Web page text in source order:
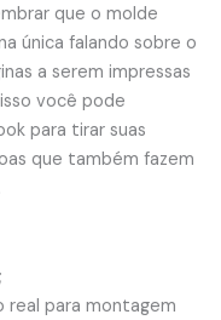
que o molde
única falando sobre o
a serem impressas
você pode
para tirar suas
que também fazem
real para montagem